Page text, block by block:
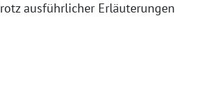
ausführlicher Erläuterungen